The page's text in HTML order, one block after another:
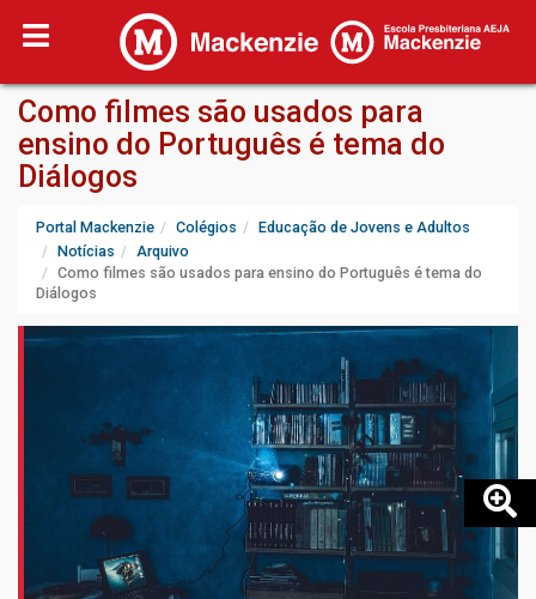
Como filmes são usados para
ensino do Português é tema do
Diálogos
Portal Mackenzie Colégios
Educação de Jovens e Adultos
Notícias
Arquivo
Como filmes são usados para ensino do Português é tema do
Diálogos